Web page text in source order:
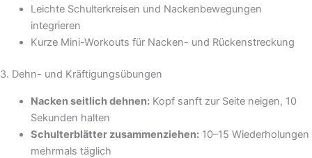
Leichte Schulterkreisen und Nackenbewegungen
integrieren
Kurze Mini-Workouts für Nacken- und Rückenstreckung
3. Dehn- und Kräftigungsübungen
Nacken seitlich dehnen:Kopf sanft zur Seite neigen, 10
Sekunden halten
Schulterblätter zusammenziehen:10–15 Wiederholungen
mehrmals täglich